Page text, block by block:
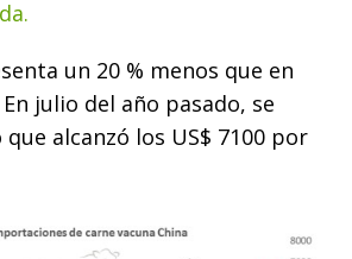
un 20 % menos que en
julio del año pasado, se
alcanzó los US$ 7100 por